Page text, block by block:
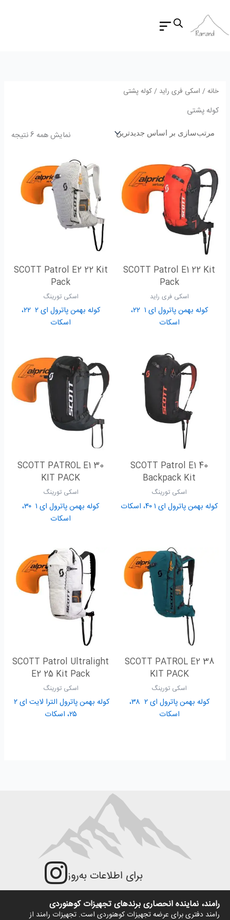
محتوا
خانه/ اسکی فری راید / کوله پشتی
کوله پشتی
نمایش همه 6 نتیجه
SCOTT Patrol E1 22 Kit
Pack
اسکی فری راید
کوله بهمن پاترول ای ۱ ۲۲،
اسکات
SCOTT Patrol E2 22 Kit
Pack
اسکی تورینگ
کوله بهمن پاترول ای ۲ ۲۲،
اسکات
SCOTT Patrol E1 40
Backpack Kit
اسکی تورینگ
کوله بهمن پاترول ای ۱ ۴۰، اسکات
SCOTT PATROL E1 30
KIT PACK
اسکی تورینگ
کوله بهمن پاترول ای ۱ ۳۰،
اسکات
SCOTT PATROL E2 38
KIT PACK
اسکی تورینگ
کوله بهمن پاترول ای ۲ ۳۸،
اسکات
SCOTT Patrol Ultralight
E2 25 Kit Pack
اسکی تورینگ
کوله بهمن پاترول الترا لایت ای ۲
۲۵، اسکات
برای اطلاعات به‌روزتر و جزئیات
رامند، نماینده انحصاری برندهای تجهیزات کوهنوردی
رامند دفتری برای عرضه تجهیزات کوهنوردی است. تجهیزات رامند از